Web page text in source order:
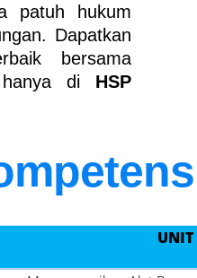
patuh hukum
Dapatkan
bersama
hanya di HSP
UNIT